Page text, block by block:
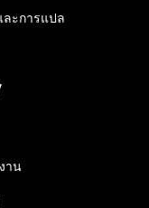
ละการแปล
าน